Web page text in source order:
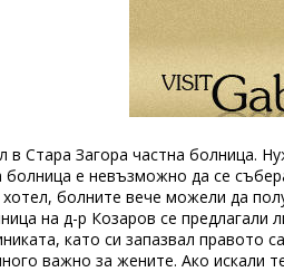
в Стара Загора частна болница.
е невъзможно да се
болните вече можели да
на д-р Козаров се предлагали
като си запазвал правото
важно за жените. Ако искали